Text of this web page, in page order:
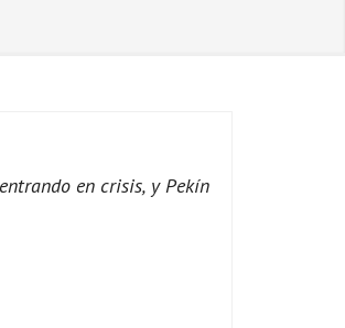
en crisis, y Pekín